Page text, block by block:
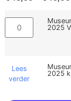
2025
Lees
verder
2025